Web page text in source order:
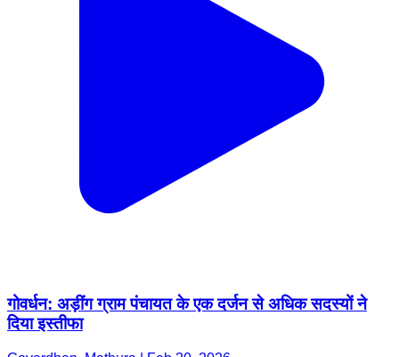
गोवर्धन: अड़ींग ग्राम पंचायत के एक दर्जन से अधिक सदस्यों ने
दिया इस्तीफा